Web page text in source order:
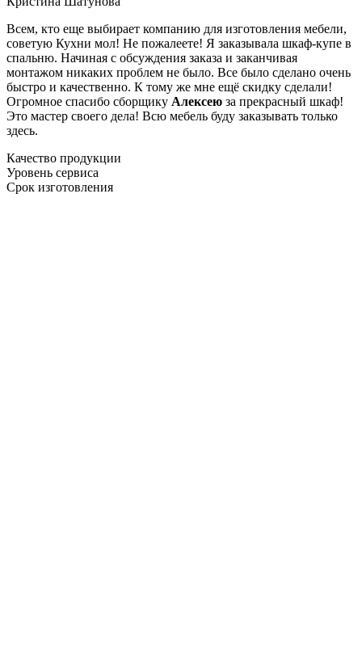
Всем, кто еще выбирает компанию для изготовления мебели,
советую Кухни мол! Не пожалеете! Я заказывала шкаф-купе в
спальню. Начиная с обсуждения заказа и заканчивая
монтажом никаких проблем не было. Все было сделано очень
быстро и качественно. К тому же мне ещё скидку сделали!
Огромное спасибо сборщику Алексею за прекрасный шкаф!
Это мастер своего дела! Всю мебель буду заказывать только
здесь.
Качество продукции
Уровень сервиса
Срок изготовления